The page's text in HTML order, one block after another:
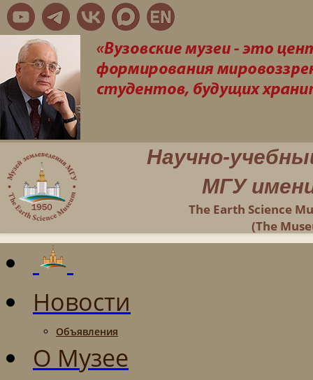
Научно-
МГУ
The Earth Science
(The
Новости
Объявления
О Музее